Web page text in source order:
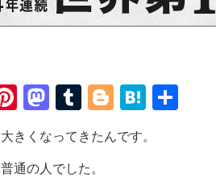
Pinterest
Mastodon
Tumblr
Blogger
Hatena
きくなってきたんです。
の人でした。